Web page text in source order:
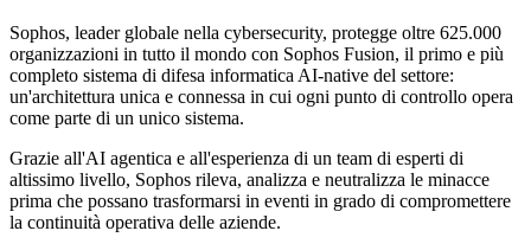
Sophos, leader globale nella cybersecurity, protegge oltre 625.000
organizzazioni in tutto il mondo con Sophos Fusion, il primo e più
completo sistema di difesa informatica AI-native del settore:
un'architettura unica e connessa in cui ogni punto di controllo opera
come parte di un unico sistema.
Grazie all'AI agentica e all'esperienza di un team di esperti di
altissimo livello, Sophos rileva, analizza e neutralizza le minacce
prima che possano trasformarsi in eventi in grado di compromettere
la continuità operativa delle aziende.